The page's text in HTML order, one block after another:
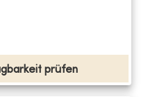
prüfen